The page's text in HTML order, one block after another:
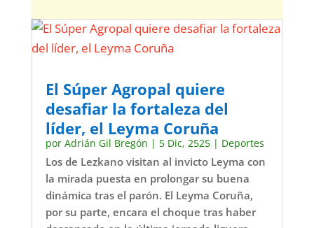
El Súper Agropal quiere
desafiar la fortaleza del
líder, el Leyma Coruña
por Adrián Gil Bregón | 5 Dic, 2525| Deportes
Los de Lezkano visitan al invicto Leyma con
la mirada puesta en prolongar su buena
dinámica tras el parón. El Leyma Coruña,
por su parte, encara el choque tras haber